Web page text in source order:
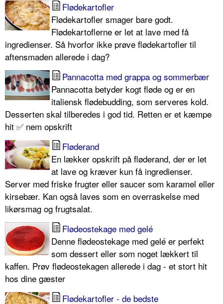
Flødekartofler
Flødekartofler smager bare godt.
Flødekartoflerne er let at lave med få
ingredienser. Så hvorfor ikke prøve flødekartofler til
aftensmaden allerede i dag?
Pannacotta med grappa og sommerbær
Pannacotta betyder kogt fløde og er en
italiensk flødebudding, som serveres kold.
Desserten skal tilberedes i god tid. Retten er et kæmpe
hit ✅ nem opskrift
Fløderand
En lækker opskrift på fløderand, der er let
at lave og kræver kun få ingredienser.
Server med friske frugter eller saucer som karamel eller
kirsebær. Kan også laves som en overraskelse med
likørsmag og frugtsalat.
Flødeostekage med gelé
Denne flødeostekage med gelé er perfekt
som dessert eller som noget lækkert til
kaffen. Prøv flødeostekagen allerede i dag - et stort hit
hos dine gæster
Flødekartofler - de bedste